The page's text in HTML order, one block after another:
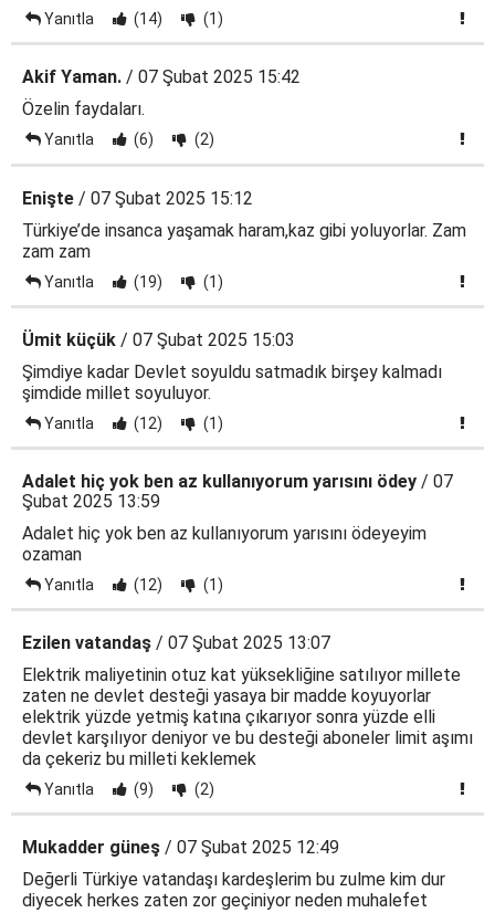
Yanıtla (14) (1)
Akif Yaman. / 07 Şubat 2025 15:42
Özelin faydaları.
Yanıtla (6) (2)
Enişte / 07 Şubat 2025 15:12
Türkiye’de insanca yaşamak haram,kaz gibi yoluyorlar. Zam
zam zam
Yanıtla (19) (1)
Ümit küçük / 07 Şubat 2025 15:03
Şimdiye kadar Devlet soyuldu satmadık birşey kalmadı
şimdide millet soyuluyor.
Yanıtla (12) (1)
Adalet hiç yok ben az kullanıyorum yarısını ödey / 07
Şubat 2025 13:59
Adalet hiç yok ben az kullanıyorum yarısını ödeyeyim
ozaman
Yanıtla (12) (1)
Ezilen vatandaş / 07 Şubat 2025 13:07
Elektrik maliyetinin otuz kat yüksekliğine satılıyor millete
zaten ne devlet desteği yasaya bir madde koyuyorlar
elektrik yüzde yetmiş katına çıkarıyor sonra yüzde elli
devlet karşılıyor deniyor ve bu desteği aboneler limit aşımı
da çekeriz bu milleti keklemek
Yanıtla (9) (2)
Mukadder güneş / 07 Şubat 2025 12:49
Değerli Türkiye vatandaşı kardeşlerim bu zulme kim dur
diyecek herkes zaten zor geçiniyor neden muhalefet